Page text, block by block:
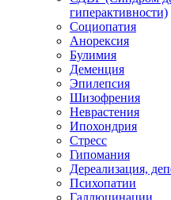
гиперактивности)
Социопатия
Анорексия
Булимия
Деменция
Эпилепсия
Шизофрения
Неврастения
Ипохондрия
Стресс
Гипомания
Дереализация,
Психопатии
Галлюцинации